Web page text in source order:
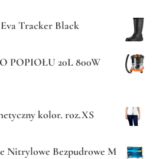
Tracker Black
POPIOŁU 20L 800W
kolor. roz.XS
Nitrylowe Bezpudrowe M